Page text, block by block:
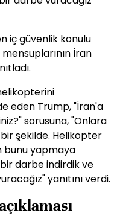
iç güvenlik konulu
İran
eden Trump, "İran'a
sorusuna, "Onlara
şekilde. Helikopter
bunu yapmaya
darbe indirdik ve
yanıtını verdi.